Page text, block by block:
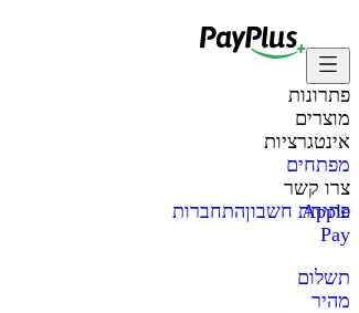
פתרונות
מוצרים
אינטגרציות
מפתחים
צרו קשר
Apple
Pay
תשלום
מהיר
פתיחת חשבוןהתחברות